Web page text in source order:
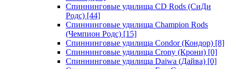
Спиннинговые удилища CD Rods (СиДи
Родс) [44]
Спиннинговые удилища Champion Rods
(Чемпион Родс) [15]
Спиннинговые удилища Condor (Кондор) [8]
Спиннинговые удилища Crony (Крони) [0]
Спиннинговые удилища Daiwa (Дайва) [0]